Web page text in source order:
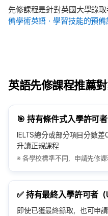
先修課程是針對英國大學錄
備學術英語・學習技能的預備
英語先修課程推薦
🎯 持有條件式入學許可
IELTS總分或部分項目分數
升讀正規課程
※ 各學校標準不同，申請先修
✅ 持有最終入學許可者
即使已獲最終錄取，也可申